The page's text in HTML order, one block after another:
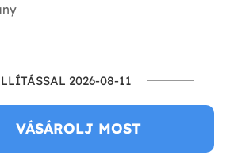
2026-08-11
VÁSÁROLJ MOST